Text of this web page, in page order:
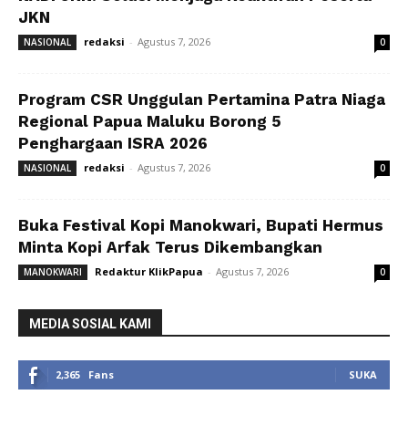
JKN
NASIONAL redaksi - Agustus 7, 2026 0
Program CSR Unggulan Pertamina Patra Niaga
Regional Papua Maluku Borong 5
Penghargaan ISRA 2026
NASIONAL redaksi - Agustus 7, 2026 0
Buka Festival Kopi Manokwari, Bupati Hermus
Minta Kopi Arfak Terus Dikembangkan
MANOKWARI Redaktur KlikPapua - Agustus 7, 2026 0
MEDIA SOSIAL KAMI
2,365 Fans SUKA